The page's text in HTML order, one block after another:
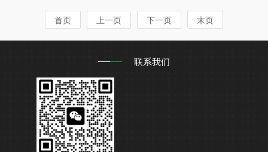
首页 上一页 下一页 末页
联系我们